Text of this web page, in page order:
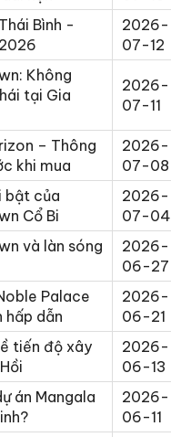
Bình -
2026-
07-12
Không
tại Gia
2026-
07-11
– Thông
khi mua
2026-
07-08
bật của
Cổ Bi
2026-
07-04
và làn sóng
2026-
06-27
Palace
hấp dẫn
2026-
06-21
tiến độ xây
2026-
06-13
án Mangala
2026-
06-11